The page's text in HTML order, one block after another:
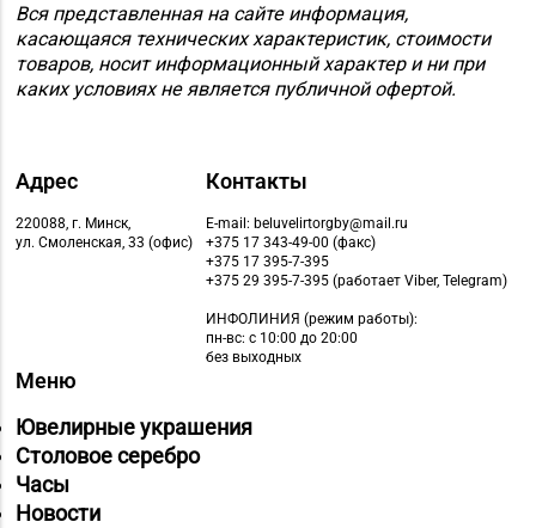
Вся представленная на сайте информация,
касающаяся технических характеристик, стоимости
товаров, носит информационный характер и ни при
каких условиях не является публичной офертой.
Адрес
220088, г. Минск,
ул. Смоленская, 33 (офис)
Контакты
E-mail: beluvelirtorgby@mail.ru
+375 17 343-49-00 (факс)
+375 17 395-7-395
+375 29 395-7-395 (работает Viber, Telegram)
ИНФОЛИНИЯ (режим работы):
пн-вс: с 10:00 до 20:00
без выходных
Меню
Ювелирные украшения
Столовое серебро
Часы
Новости